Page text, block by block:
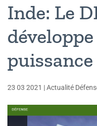
Inde: Le
23 03 2021 |Actualité